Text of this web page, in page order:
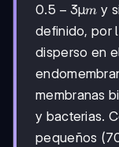
0.5-
3
µm
0.5 − 3µm y
definido, por
disperso en
membranas
y bacterias.
pequeños